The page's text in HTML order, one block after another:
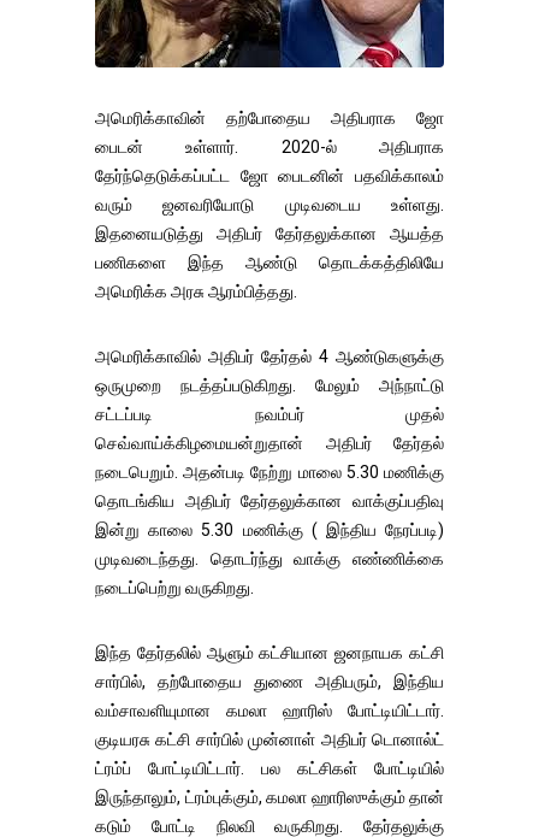
அமெரிக்காவின் தற்போதைய அதிபராக ஜோ
பைடன் உள்ளார். 2020-ல் அதிபராக
தேர்ந்தெடுக்கப்பட்ட ஜோ பைடனின் பதவிக்காலம்
வரும் ஜனவரியோடு முடிவடைய உள்ளது.
இதனையடுத்து அதிபர் தேர்தலுக்கான ஆயத்த
பணிகளை இந்த ஆண்டு தொடக்கத்திலியே
அமெரிக்க அரசு ஆரம்பித்தது.
அமெரிக்காவில் அதிபர் தேர்தல் 4 ஆண்டுகளுக்கு
ஒருமுறை நடத்தப்படுகிறது. மேலும் அந்நாட்டு
சட்டப்படி நவம்பர் முதல்
செவ்வாய்க்கிழமையன்றுதான் அதிபர் தேர்தல்
நடைபெறும். அதன்படி நேற்று மாலை 5.30 மணிக்கு
தொடங்கிய அதிபர் தேர்தலுக்கான வாக்குப்பதிவு
இன்று காலை 5.30 மணிக்கு ( இந்திய நேரப்படி)
முடிவடைந்தது. தொடர்ந்து வாக்கு எண்ணிக்கை
நடைப்பெற்று வருகிறது.
இந்த தேர்தலில் ஆளும் கட்சியான ஜனநாயக கட்சி
சார்பில், தற்போதைய துணை அதிபரும், இந்திய
வம்சாவளியுமான கமலா ஹாரிஸ் போட்டியிட்டார்.
குடியரசு கட்சி சார்பில் முன்னாள் அதிபர் டொனால்ட்
ட்ரம்ப் போட்டியிட்டார். பல கட்சிகள் போட்டியில்
இருந்தாலும், ட்ரம்புக்கும், கமலா ஹாரிஸுக்கும் தான்
கடும் போட்டி நிலவி வருகிறது. தேர்தலுக்கு